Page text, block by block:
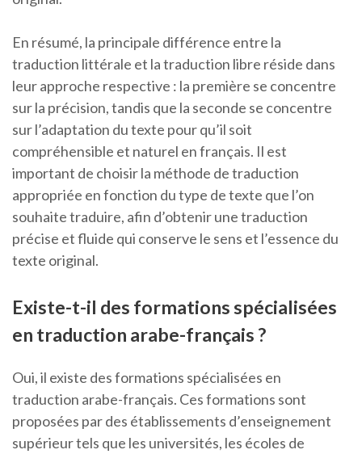
En résumé, la principale différence entre la
traduction littérale et la traduction libre réside dans
leur approche respective : la première se concentre
sur la précision, tandis que la seconde se concentre
sur l’adaptation du texte pour qu’il soit
compréhensible et naturel en français. Il est
important de choisir la méthode de traduction
appropriée en fonction du type de texte que l’on
souhaite traduire, afin d’obtenir une traduction
précise et fluide qui conserve le sens et l’essence du
texte original.
Existe-t-il des formations spécialisées
en traduction arabe-français ?
Oui, il existe des formations spécialisées en
traduction arabe-français. Ces formations sont
proposées par des établissements d’enseignement
supérieur tels que les universités, les écoles de